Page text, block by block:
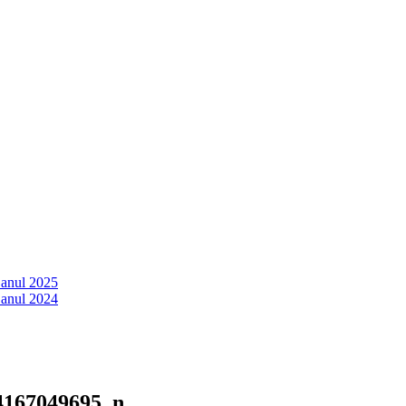
2025
2024